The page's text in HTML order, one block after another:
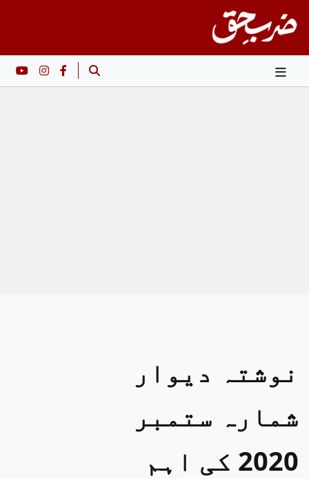
content
نوشتہ دیوار
شمارہ ستمبر
2020 کی اہم